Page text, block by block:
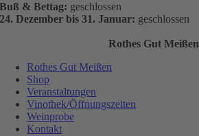
Buß & Bettag: geschlossen
24. Dezember bis 31. Januar: geschlossen
Rothes Gut Meißen
Rothes Gut Meißen
Shop
Veranstaltungen
Vinothek/Öffnungszeiten
Weinprobe
Kontakt